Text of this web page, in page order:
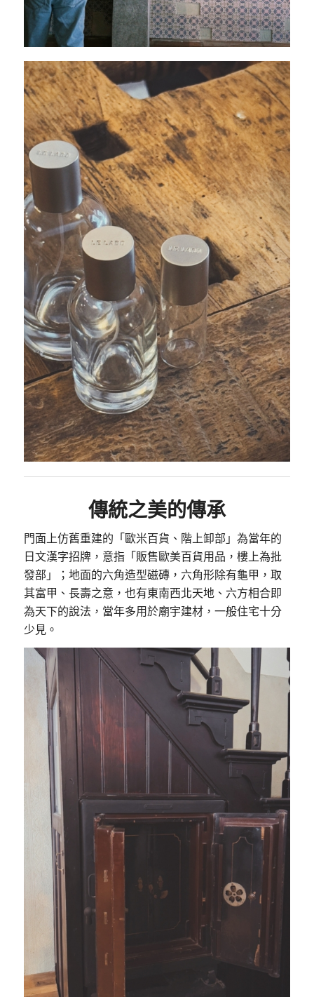
傳統之美的傳承
門面上仿舊重建的「歐米百貨、階上卸部」為當年的
日文漢字招牌，意指「販售歐美百貨用品，樓上為批
發部」；地面的六角造型磁磚，六角形除有龜甲，取
其富甲、長壽之意，也有東南西北天地、六方相合即
為天下的說法，當年多用於廟宇建材，一般住宅十分
少見。